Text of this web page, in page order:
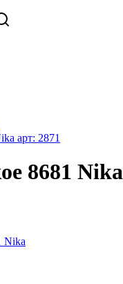
арт: 2871
8681 Nika